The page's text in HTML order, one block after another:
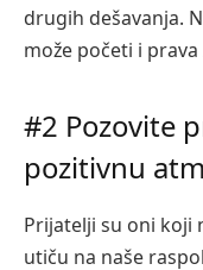
drugih dešavanja.
može početi i prava
#2 Pozovite
pozitivnu
Prijatelji su oni koji
utiču na naše